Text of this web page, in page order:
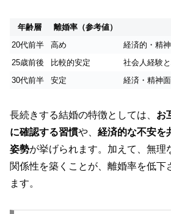
年齢層 離婚率（参考値）
20代前半
高め
経済的・精
25歳前後
比較的安定
社会人経験
30代前半
安定 経済・精神
長続きする結婚の特徴としては、 お
に確認する習慣や、 経済的な不安を
姿勢が挙げられます。加えて、無理
関係性を築くことが、離婚率を低下
ます。